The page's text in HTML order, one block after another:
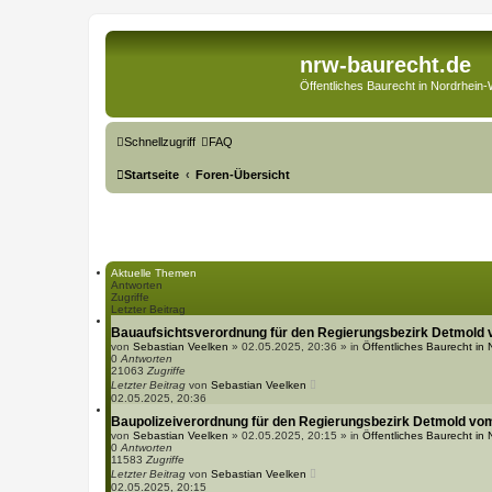
nrw-baurecht.de
Öffentliches Baurecht in Nordrhein-
Schnellzugriff FAQ
Startseite Foren-Übersicht
Aktuelle Themen
Antworten
Zugriffe
Letzter Beitrag
Bauaufsichtsverordnung für den Regierungsbezirk Detmold
von Sebastian Veelken » 02.05.2025, 20:36 » in Öffentliches Baurecht in
0 Antworten
21063 Zugriffe
Letzter Beitrag von Sebastian Veelken
02.05.2025, 20:36
Baupolizeiverordnung für den Regierungsbezirk Detmold
von Sebastian Veelken » 02.05.2025, 20:15 » in Öffentliches Baurecht in
0 Antworten
11583 Zugriffe
Letzter Beitrag von Sebastian Veelken
02.05.2025, 20:15